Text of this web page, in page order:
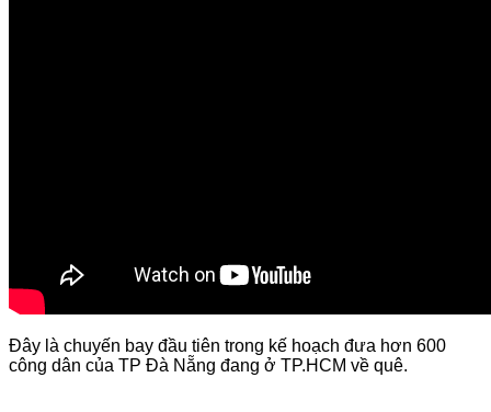
Đây là chuyến bay đầu tiên trong kế hoạch đưa hơn 600
công dân của TP Đà Nẵng đang ở TP.HCM về quê.